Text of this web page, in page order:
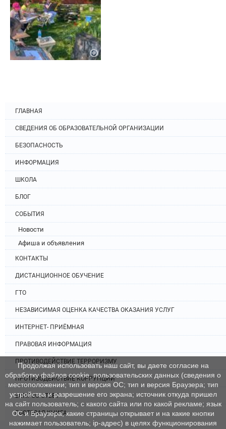
ГЛАВНАЯ
СВЕДЕНИЯ ОБ ОБРАЗОВАТЕЛЬНОЙ ОРГАНИЗАЦИИ
БЕЗОПАСНОСТЬ
ИНФОРМАЦИЯ
ШКОЛА
БЛОГ
СОБЫТИЯ
Новости
Афиша и объявления
КОНТАКТЫ
ДИСТАНЦИОННОЕ ОБУЧЕНИЕ
ГТО
НЕЗАВИСИМАЯ ОЦЕНКА КАЧЕСТВА ОКАЗАНИЯ УСЛУГ
ИНТЕРНЕТ- ПРИЁМНАЯ
ПРАВОВАЯ ИНФОРМАЦИЯ
ПРОТИВОДЕЙСТВИЕ ТЕРРОРИЗМУ
ПРОТИВОДЕЙСТВИЕ КОРРУПЦИИ
ВОПРОС-ОТВЕТ
ГОСТЕВАЯ КНИГА
Продолжая использовать наш сайт, вы даете согласие на
обработку файлов cookie, пользовательских данных (сведения о
местоположении; тип и версия ОС; тип и версия Браузера; тип
устройства и разрешение его экрана; источник откуда пришел
на сайт пользователь; с какого сайта или по какой рекламе; язык
ОС и Браузера; какие страницы открывает и на какие кнопки
нажимает пользователь; ip-адрес) в целях функционирования